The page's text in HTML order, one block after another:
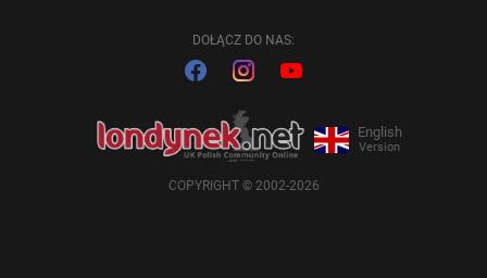
DOŁĄCZ DO NAS:
English
Version
COPYRIGHT © 2002-2026